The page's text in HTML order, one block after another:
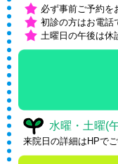
必ず事前ご予約を
初診の方はお電話
土曜日の午後は休
水曜・土曜(
来院日の詳細はHPで